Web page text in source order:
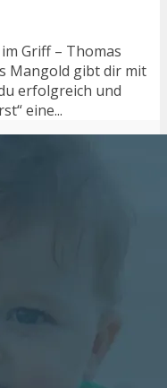
Griff – Thomas
Mangold gibt dir mit
erfolgreich und
eine...